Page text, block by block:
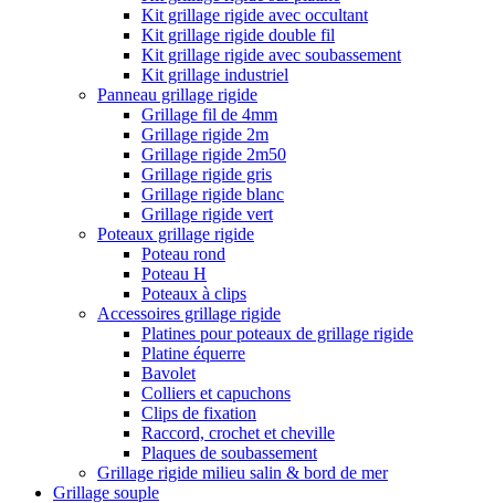
Kit grillage rigide avec occultant
Kit grillage rigide double fil
Kit grillage rigide avec soubassement
Kit grillage industriel
Panneau grillage rigide
Grillage fil de 4mm
Grillage rigide 2m
Grillage rigide 2m50
Grillage rigide gris
Grillage rigide blanc
Grillage rigide vert
Poteaux grillage rigide
Poteau rond
Poteau H
Poteaux à clips
Accessoires grillage rigide
Platines pour poteaux de grillage rigide
Platine équerre
Bavolet
Colliers et capuchons
Clips de fixation
Raccord, crochet et cheville
Plaques de soubassement
Grillage rigide milieu salin & bord de mer
Grillage souple